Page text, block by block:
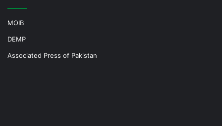
MOIB
DEMP
Associated Press of Pakistan